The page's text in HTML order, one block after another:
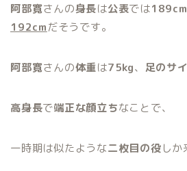
阿部寛さんの身長は公表では189cm
192cmだそうです。
阿部寛さんの体重は75kg、 足のサ
高身長で端正な顔立ちなことで、
一時期は似たような二枚目の役しか